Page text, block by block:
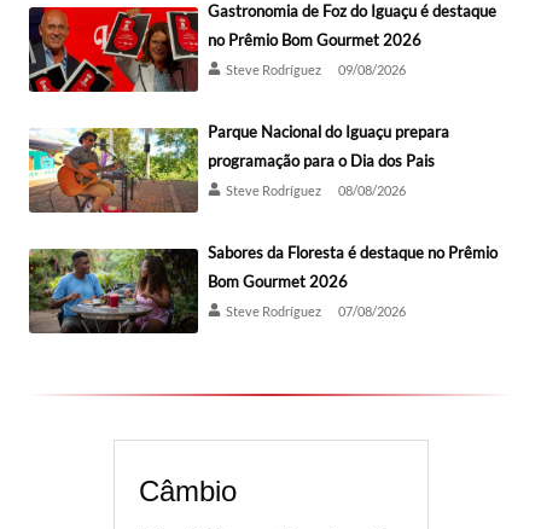
Gastronomia de Foz do Iguaçu é destaque
no Prêmio Bom Gourmet 2026
Steve Rodríguez 09/08/2026
Parque Nacional do Iguaçu prepara
programação para o Dia dos Pais
Steve Rodríguez 08/08/2026
Sabores da Floresta é destaque no Prêmio
Bom Gourmet 2026
Steve Rodríguez 07/08/2026
Câmbio